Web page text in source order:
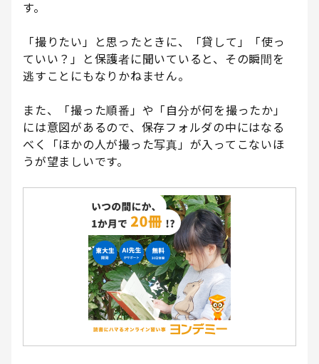
す。
「撮りたい」と思ったときに、「貸して」「使っ
ていい？」と保護者に聞いていると、その瞬間を
逃すことにもなりかねません。
また、「撮った順番」や「自分が何を撮ったか」
には意図があるので、保存フォルダの中にはなる
べく「ほかの人が撮った写真」が入ってこないほ
うが望ましいです。